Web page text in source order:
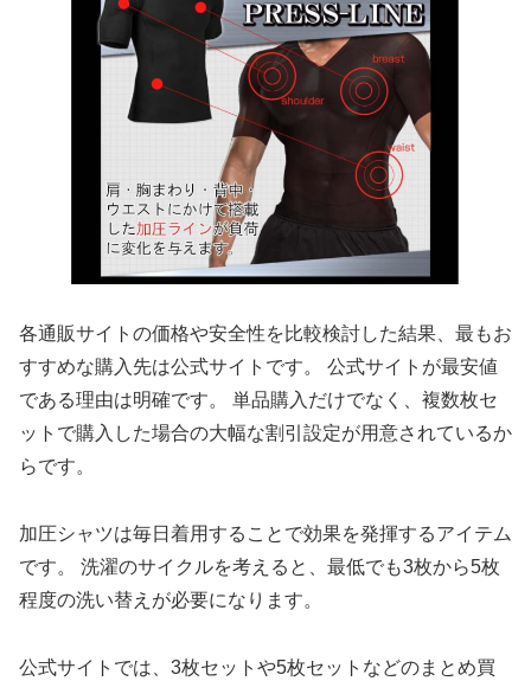
各通販サイトの価格や安全性を比較検討した結果、最もお
すすめな購入先は公式サイトです。 公式サイトが最安値
である理由は明確です。 単品購入だけでなく、複数枚セ
ットで購入した場合の大幅な割引設定が用意されているか
らです。
加圧シャツは毎日着用することで効果を発揮するアイテム
です。 洗濯のサイクルを考えると、最低でも3枚から5枚
程度の洗い替えが必要になります。
公式サイトでは、3枚セットや5枚セットなどのまとめ買